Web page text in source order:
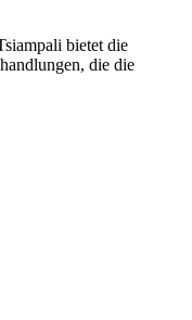
bietet die
die die